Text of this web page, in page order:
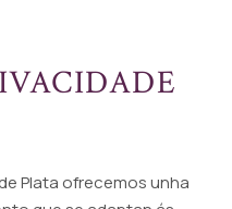
Plata ofrecemos unha